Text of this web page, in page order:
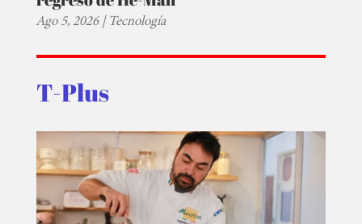
Ago 5, 2026|Tecnología
T-Plus